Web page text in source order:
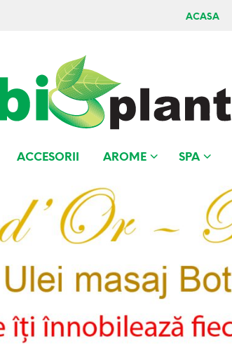
ACASA
ACCESORII AROME SPA